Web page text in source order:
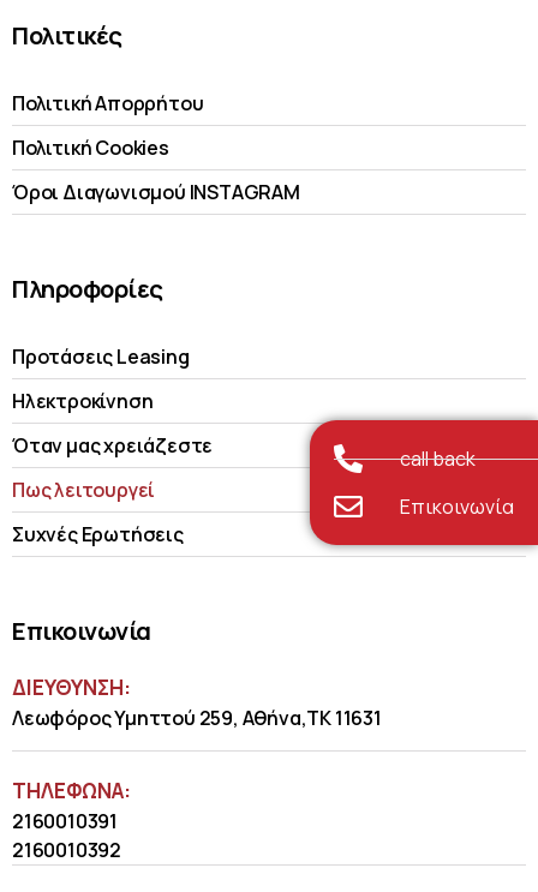
Πολιτικές
Πολιτική Απορρήτου
Πολιτική Cookies
Όροι Διαγωνισμού INSTAGRAM
Πληροφορίες
Προτάσεις Leasing
Ηλεκτροκίνηση
Όταν μας χρειάζεστε
Πως λειτουργεί
Συχνές Ερωτήσεις
Επικοινωνία
ΔΙΕΥΘΥΝΣΗ:
Λεωφόρος Υμηττού 259, Αθήνα,ΤΚ 11631
ΤΗΛΈΦΩΝΑ:
2160010391
2160010392
call back
Επικοινωνία